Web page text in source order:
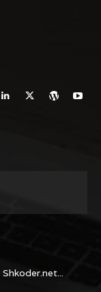
Shkoder.net...